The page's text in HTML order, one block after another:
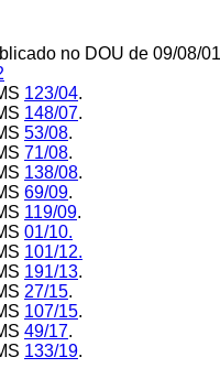
no DOU de 09/08/
123/04.
148/07.
53/08.
71/08.
138/08.
69/09.
119/09.
01/10.
101/12.
191/13.
27/15.
107/15.
49/17.
133/19.